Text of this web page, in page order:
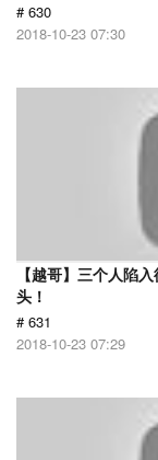
# 630
2018-10-23 07:30
【越哥】三个人陷
头！
# 631
2018-10-23 07:29